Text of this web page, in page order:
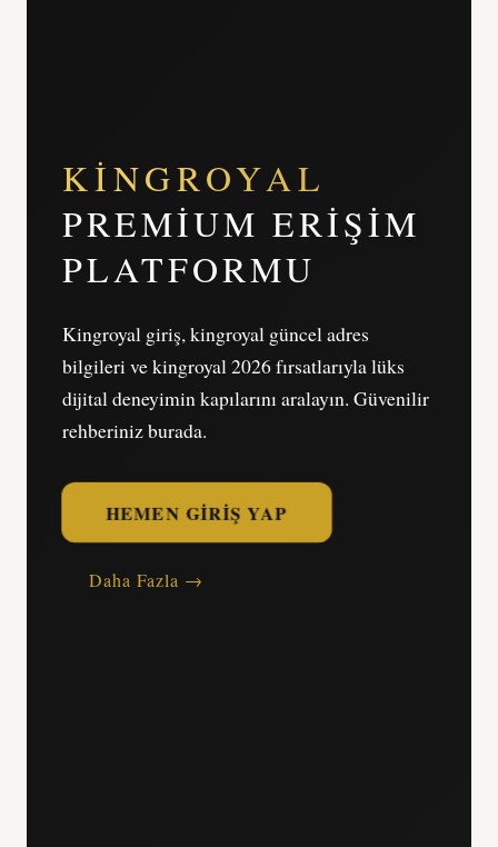
KINGROYAL
PREMIUM ERIŞIM
PLATFORMU
Kingroyal giriş, kingroyal güncel adres
bilgileri ve kingroyal 2026 fırsatlarıyla lüks
dijital deneyimin kapılarını aralayın. Güvenilir
rehberiniz burada.
HEMEN GIRIŞ YAP
Daha Fazla →